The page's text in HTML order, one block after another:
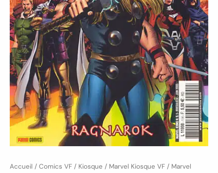
Accueil / Comics VF / Kiosque / Marvel Kiosque VF / Marvel